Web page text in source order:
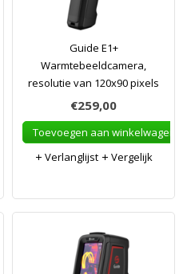
Guide E1+
Warmtebeeldcamera,
resolutie van 120x90 pixels
€259,00
Toevoegen aan winkelwagen
Verlanglijst
Vergelijk